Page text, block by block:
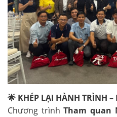
🌟 KHÉP LẠI HÀNH TRÌNH
Chương trìnhTham quan